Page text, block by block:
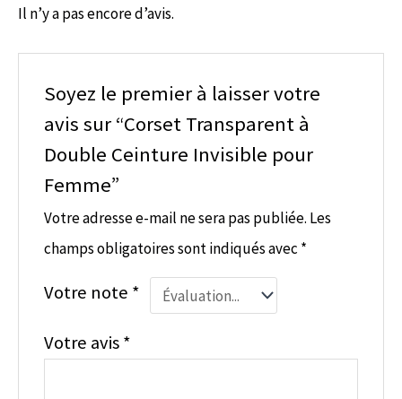
Il n’y a pas encore d’avis.
Soyez le premier à laisser votre
avis sur “Corset Transparent à
Double Ceinture Invisible pour
Femme”
Votre adresse e-mail ne sera pas publiée. Les
champs obligatoires sont indiqués avec *
Votre note *
Votre avis*